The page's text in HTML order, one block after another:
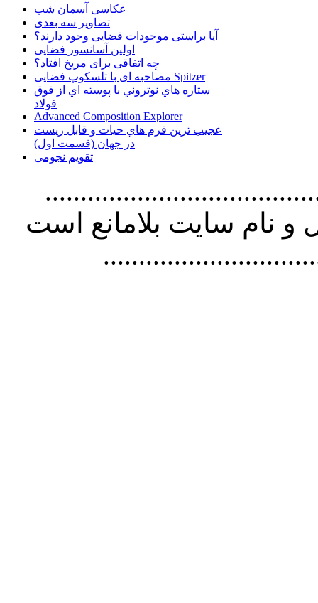
عکاسی آسمان شب
تصاویر سه بعدی
آیا براستی موجودات فضایی وجود دارند؟
اولین آسانسور فضایی
چه اتفاقی برای مریخ افتاد؟
مصاحبه ای با تلسکوپ فضایی Spitzer
ستاره هاي نوتروني با پوسته اي از فوق
فولاد
Advanced Composition Explorer
عجیب ترین فرم هاي حيات و قابل زيست
در جهان (قسمت اول)
تقویم نجومی
استفاده از
نام سايت بلامانع است